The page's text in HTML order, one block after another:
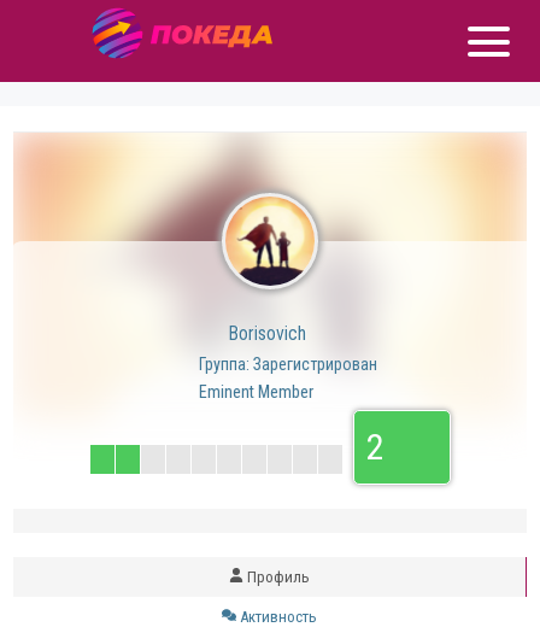
Borisovich
Группа: Зарегистрирован
Eminent Member
2
Профиль
Активность